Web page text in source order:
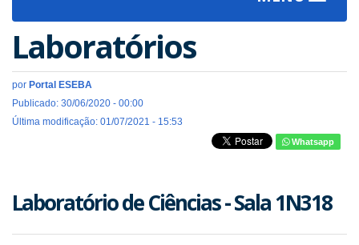
Laboratórios
por Portal ESEBA
Publicado: 30/06/2020 - 00:00
Última modificação: 01/07/2021 - 15:53
Whatsapp
Laboratório de Ciências - Sala 1N318